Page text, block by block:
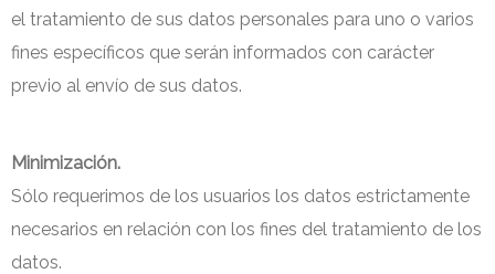
el tratamiento de sus datos personales para uno o varios
fines específicos que serán informados con carácter
previo al envío de sus datos.
Minimización.
Sólo requerimos de los usuarios los datos estrictamente
necesarios en relación con los fines del tratamiento de los
datos.